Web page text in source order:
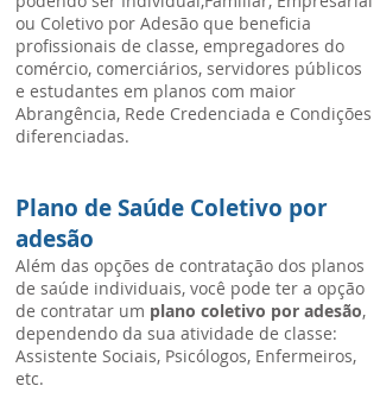
ou Coletivo por Adesão que beneficia
profissionais de classe, empregadores do
comércio, comerciários, servidores públicos
e estudantes em planos com maior
Abrangência, Rede Credenciada e Condições
diferenciadas.
Plano de Saúde Coletivo por
adesão
Além das opções de contratação dos planos
de saúde individuais, você pode ter a opção
de contratar um plano coletivo por adesão,
dependendo da sua atividade de classe:
Assistente Sociais, Psicólogos, Enfermeiros,
etc.